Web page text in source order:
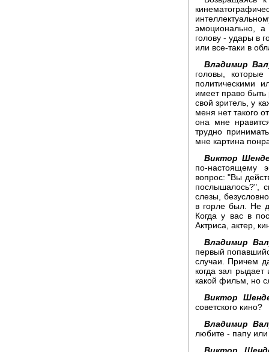
эмоционально, а
голову - удары в
или все-таки в
Владимир
головы,
политическими
имеет право
свой зритель, у
меня нет такого
она мне
трудно
мне картина
Виктор
по-настоящему
вопрос: "Вы
послышалось?",
слезы,
в горле был. Не
Когда у вас в
Актриса, актер,
Владимир
первый
случаи. Причем
когда зал
какой фильм, но
Виктор
советского кино?
Владимир
любите - папу
Виктор